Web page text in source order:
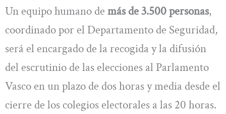
Un equipo humano de más de 3.500 personas,
coordinado por el Departamento de Seguridad,
será el encargado de la recogida y la difusión
del escrutinio de las elecciones al Parlamento
Vasco en un plazo de dos horas y media desde el
cierre de los colegios electorales a las 20 horas.